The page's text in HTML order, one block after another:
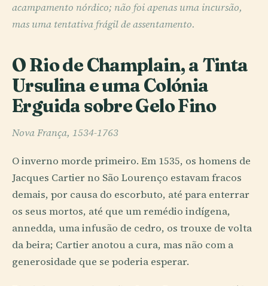
acampamento nórdico; não foi apenas uma incursão,
mas uma tentativa frágil de assentamento.
O Rio de Champlain, a Tinta
Ursulina e uma Colónia
Erguida sobre Gelo Fino
Nova França, 1534-1763
O inverno morde primeiro. Em 1535, os homens de
Jacques Cartier no São Lourenço estavam fracos
demais, por causa do escorbuto, até para enterrar
os seus mortos, até que um remédio indígena,
annedda, uma infusão de cedro, os trouxe de volta
da beira; Cartier anotou a cura, mas não com a
generosidade que se poderia esperar.